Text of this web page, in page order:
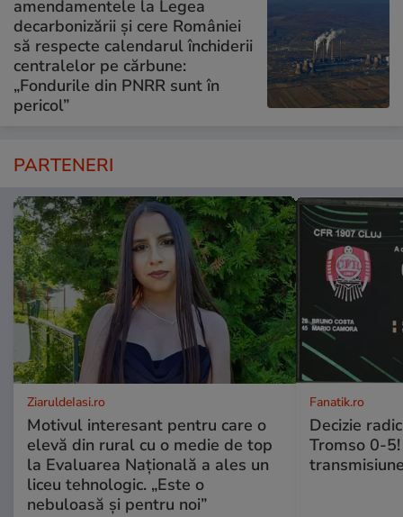
amendamentele la Legea
decarbonizării și cere României
să respecte calendarul închiderii
centralelor pe cărbune:
„Fondurile din PNRR sunt în
pericol”
PARTENERI
ZiaruldeIasi.ro
Motivul interesant pentru care o
elevă din rural cu o medie de top
la Evaluarea Națională a ales un
liceu tehnologic. „Este o
nebuloasă și pentru noi”
Fanatik.ro
Decizie
Tromso 0-